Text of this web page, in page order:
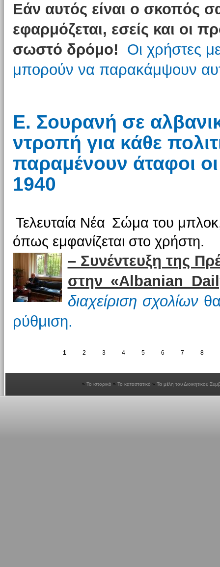
Εάν αυτός είναι ο σκοπός
εφαρμόζεται, εσείς και οι
σωστό δρόμο! Οι χρήστες
μπορούν να παρακάμψουν
Ε. Σουρανή σε
ντροπή για κάθε
παραμένουν άταφοι
1940
Τελευταία Νέα Σώμα του
όπως εμφανίζεται στο χρήστη.
– Συνέντευξη της
στην «Albanian
διαχείριση σχολίωνθα
ρύθμιση.
1 2 3 4 5 6 7 8
Το ιστορικό Το καταστατικό Τα μέλη του Διοικητικού